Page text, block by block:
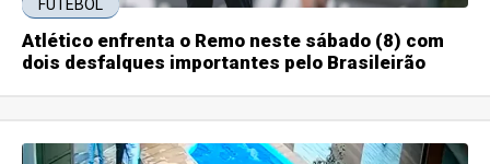
FUTEBOL
Atlético enfrenta o Remo neste sábado (8) com
dois desfalques importantes pelo Brasileirão